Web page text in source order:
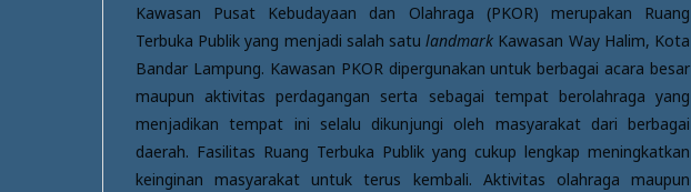
Kawasan Pusat Kebudayaan dan Olahraga (PKOR) merupakan Ruang
Terbuka Publik yang menjadi salah satulandmark Kawasan Way Halim, Kota
Bandar Lampung. Kawasan PKOR dipergunakan untuk berbagai acara besar
maupun aktivitas perdagangan serta sebagai tempat berolahraga yang
menjadikan tempat ini selalu dikunjungi oleh masyarakat dari berbagai
daerah. Fasilitas Ruang Terbuka Publik yang cukup lengkap meningkatkan
keinginan masyarakat untuk terus kembali. Aktivitas olahraga maupun